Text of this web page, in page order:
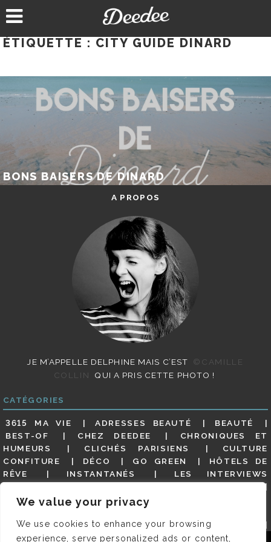
We value your privacy
We use cookies to enhance your browsing
experience, serve personalized ads or content,
au
ÉTIQUETTE : CITY GUIDE DINARD
BONS BAISERS DE DINARD
A PROPOS
JE M’APPELLE DELPHINE MAIS C’EST
©CAMILLE
COLLIN
QUI A PRIS CETTE PHOTO !
CATÉGORIES
3615 MA VIE ADRESSES BEAUTÉ
BEAUTÉ
BEST-OF
CHEZ DEEDEE
CHRONIQUES ET
HUMEURS
CLICHÉS PARISIENS
CULTURE
CONFITURE
DÉCO GO GREEN
HÔTELS DE
RÊVE
INSTANTANÉS
LES INTERVIEWS
MES ADRESSES
MODE NON CLASSÉ
GUIDE
PARIS EN PHOTOS
RESTAURANTS
REVUE DE PRESSE DÉTAILLÉE, SIOU PLAIT